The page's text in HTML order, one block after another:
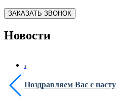
ЗАКАЗАТЬ ЗВОНОК
Новости
Поздравляем Вас с